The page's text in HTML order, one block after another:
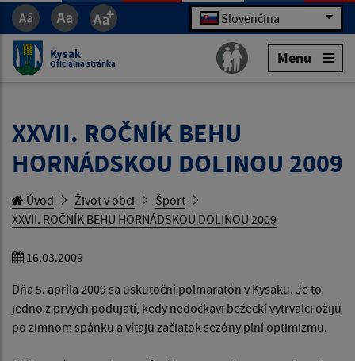
Slovenčina
Kysak
Oficiálna stránka Menu
XXVII. ROČNÍK BEHU
HORNÁDSKOU DOLINOU 2009
Úvod Život v obci
Šport
XXVII. ROČNÍK BEHU HORNÁDSKOU DOLINOU 2009
16.03.2009
Dňa 5. apríla 2009 sa uskutoční polmaratón v Kysaku. Je to
jedno z prvých podujatí, kedy nedočkaví bežeckí vytrvalci ožijú
po zimnom spánku a vítajú začiatok sezóny plní optimizmu.